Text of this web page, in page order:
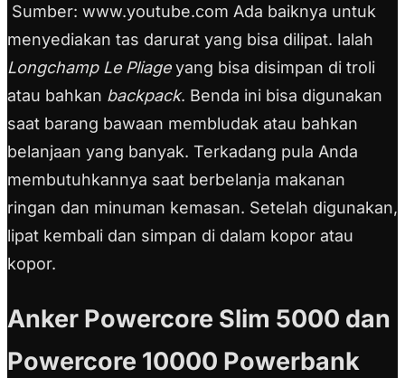
Sumber: www.youtube.com Ada baiknya untuk
menyediakan tas darurat yang bisa dilipat. Ialah
Longchamp Le Pliageyang bisa disimpan di troli
atau bahkan backpack. Benda ini bisa digunakan
saat barang bawaan membludak atau bahkan
belanjaan yang banyak. Terkadang pula Anda
membutuhkannya saat berbelanja makanan
ringan dan minuman kemasan. Setelah digunakan,
lipat kembali dan simpan di dalam kopor atau
kopor.
Anker Powercore Slim 5000 dan
Powercore 10000 Powerbank